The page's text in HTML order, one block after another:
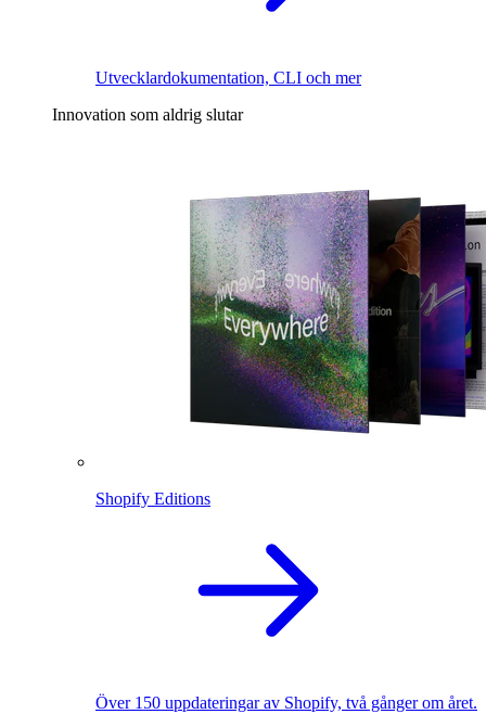
Utvecklardokumentation, CLI och mer
Innovation som aldrig slutar
Shopify Editions
Över 150 uppdateringar av Shopify, två gånger om året.